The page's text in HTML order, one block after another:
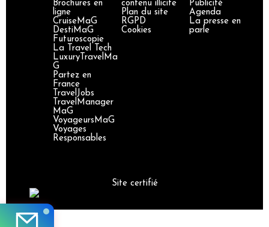
Brochures en
ligne
CruiseMaG
DestiMaG
Futuroscopie
La Travel Tech
LuxuryTravelMa
G
Partez en
France
TravelJobs
TravelManager
MaG
VoyageursMaG
Voyages
Responsables
contenu illicite
Plan du site
RGPD
Cookies
Publicité
Agenda
La presse en
parle
Site certifié